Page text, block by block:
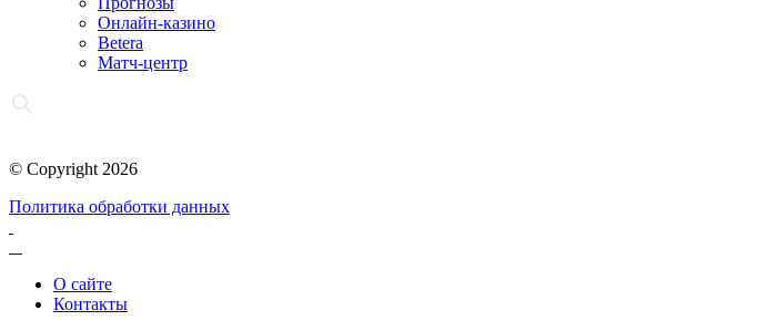
Онлайн-казино
Betera
Матч-центр
© Copyright 2026
Политика обработки данных
О сайте
Контакты